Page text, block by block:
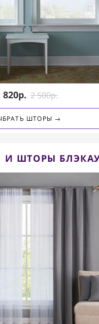
820р. 2 500р.
ШТОРЫ →
И ШТОРЫ